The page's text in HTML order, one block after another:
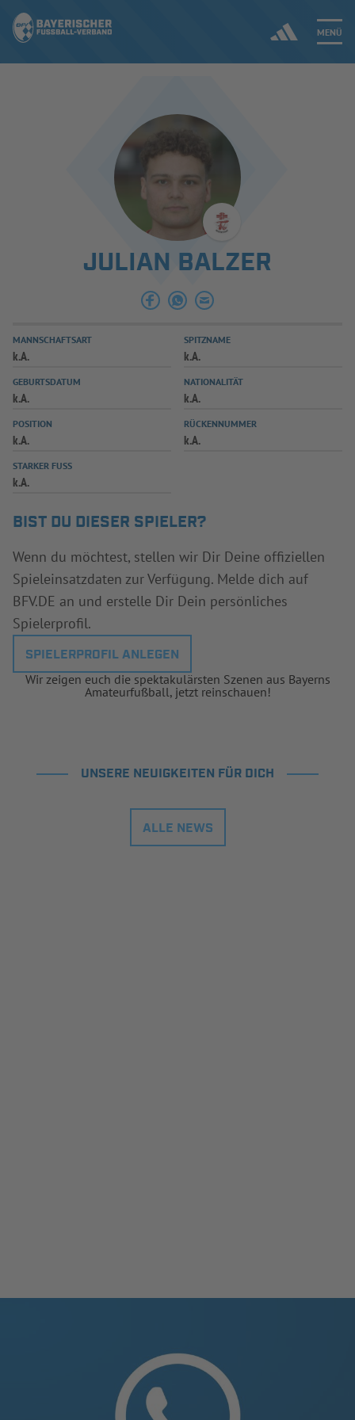
MENÜ
ERGEBNISSE & WETTBEWERBE
SPIELBETRIEB & VERBANDSLEBEN
AUSBILDUNG & FÖRDERUNG
SPIELPLUS
JULIAN BALZER
MANNSCHAFTSART
k.A.
SPITZNAME
k.A.
GEBURTSDATUM
k.A.
NATIONALITÄT
k.A.
POSITION
k.A.
RÜCKENNUMMER
k.A.
STARKER FUSS
k.A.
BIST DU DIESER SPIELER?
Wenn du möchtest, stellen wir Dir Deine offiziellen
Spieleinsatzdaten zur Verfügung. Melde dich auf
BFV.DE an und erstelle Dir Dein persönliches
Spielerprofil.
SPIELERPROFIL ANLEGEN
Wir zeigen euch die spektakulärsten Szenen aus Bayerns
Amateurfußball, jetzt reinschauen!
UNSERE NEUIGKEITEN FÜR DICH
ALLE NEWS